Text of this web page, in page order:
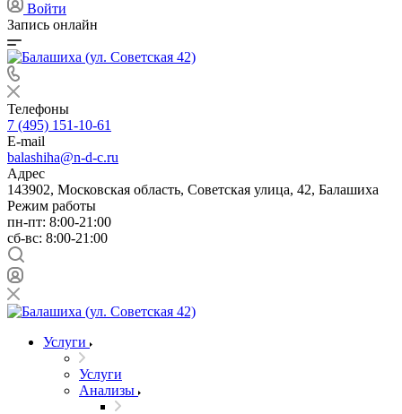
Войти
Запись онлайн
Телефоны
7 (495) 151-10-61
E-mail
balashiha@n-d-c.ru
Адрес
143902, Московская область, Советская улица, 42, Балашиха
Режим работы
пн-пт: 8:00-21:00
сб-вс: 8:00-21:00
Услуги
Услуги
Анализы